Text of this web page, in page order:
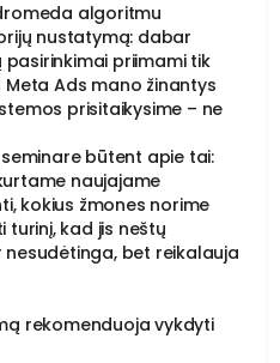
algoritmu
nustatymą: dabar
priimami tik
Ads mano žinantys
prisitaikysime – ne
būtent apie tai:
naujajame
kokius žmones norime
turinį, kad jis neštų
nesudėtinga, bet reikalauja
rekomenduoja vykdyti